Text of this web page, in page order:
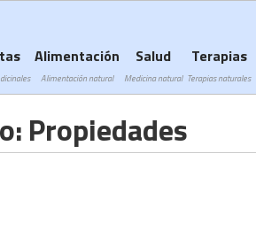
Propiedades
Alimentación
Alimentación natural
Salud
Medicina natural
Terapias
Terapias naturales